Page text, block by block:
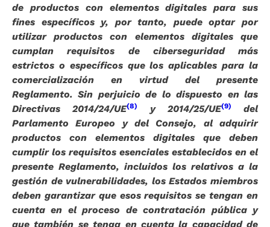
de productos con elementos digitales para sus
fines específicos y, por tanto, puede optar por
utilizar productos con elementos digitales que
cumplan requisitos de ciberseguridad más
estrictos o específicos que los aplicables para la
comercialización en virtud del presente
Reglamento. Sin perjuicio de lo dispuesto en las
Directivas 2014/24/UE(8) y 2014/25/UE(9)
del
Parlamento Europeo y del Consejo, al adquirir
productos con elementos digitales que deben
cumplir los requisitos esenciales establecidos en el
presente Reglamento, incluidos los relativos a la
gestión de vulnerabilidades, los Estados miembros
deben garantizar que esos requisitos se tengan en
cuenta en el proceso de contratación pública y
que también se tenga en cuenta la capacidad de